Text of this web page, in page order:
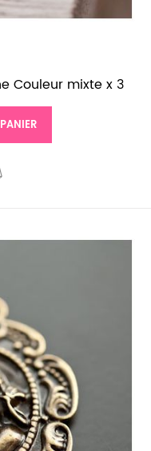
Couleur mixte x 3